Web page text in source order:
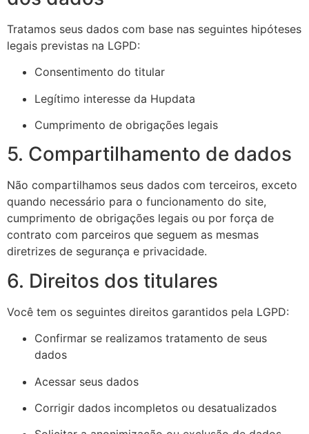
Tratamos seus dados com base nas seguintes hipóteses
legais previstas na LGPD:
Consentimento do titular
Legítimo interesse da Hupdata
Cumprimento de obrigações legais
5. Compartilhamento de dados
Não compartilhamos seus dados com terceiros, exceto
quando necessário para o funcionamento do site,
cumprimento de obrigações legais ou por força de
contrato com parceiros que seguem as mesmas
diretrizes de segurança e privacidade.
6. Direitos dos titulares
Você tem os seguintes direitos garantidos pela LGPD:
Confirmar se realizamos tratamento de seus
dados
Acessar seus dados
Corrigir dados incompletos ou desatualizados